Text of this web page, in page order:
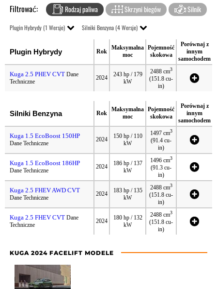
Filtrować: Rodzaj paliwa Skrzyni biegów Silnik
Plugin Hybrydy (1 Wersje) Silniki Benzyna (4 Wersje)
Plugin Hybrydy Rok
Maksymalna
moc
Pojemność
skokowa
Porównaj z
innym
samochodem
Kuga 2.5 PHEV CVT Dane
Techniczne
2024
243 hp / 179
kW
2488 cm3
(151.8 cu-
in)
Silniki Benzyna Rok
Maksymalna
moc
Pojemność
skokowa
Porównaj z
innym
samochodem
Kuga 1.5 EcoBoost 150HP
Dane Techniczne
2024
150 hp / 110
kW
1497 cm3
(91.4 cu-
in)
Kuga 1.5 EcoBoost 186HP
Dane Techniczne
2024
186 hp / 137
kW
1496 cm3
(91.3 cu-
in)
Kuga 2.5 FHEV AWD CVT
Dane Techniczne
2024
183 hp / 135
kW
2488 cm3
(151.8 cu-
in)
Kuga 2.5 FHEV CVT Dane
Techniczne
2024
180 hp / 132
kW
2488 cm3
(151.8 cu-
in)
KUGA 2024 FACELIFT MODELE